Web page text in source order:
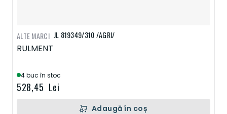
JL 819349/310 /AGRI/
RULMENT
4 buc în stoc
528,45 Lei
ALTE MARCI
Adaugă în coș